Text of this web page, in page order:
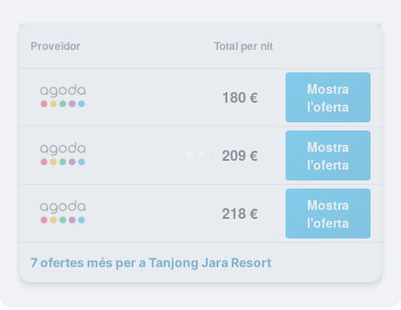
Proveïdor Total per nit
180 €
Mostra
l'oferta
209 €
Mostra
l'oferta
218 €
Mostra
l'oferta
7 ofertes més per a Tanjong Jara Resort